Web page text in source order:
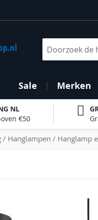
Sale Merken
NL
€50
Hanglampen Hanglamp